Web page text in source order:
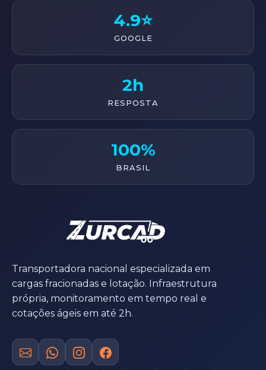
4.9⭐
GOOGLE
2h
RESPOSTA
100%
BRASIL
Transportadora nacional especializada em
cargas fracionadas e lotação. Infraestrutura
própria, monitoramento em tempo real e
cotações ágeis em até 2h.